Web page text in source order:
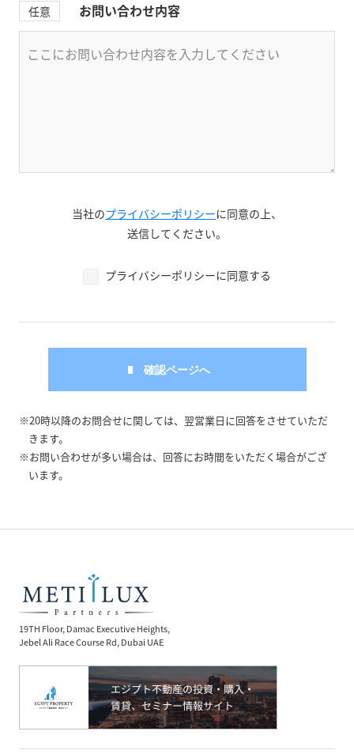
任意 お問い合わせ内容
当社のプライバシーポリシーに同意の上、
送信してください。
プライバシーポリシーに同意する
※20時以降のお問合せに関しては、翌営業日に回答をさせていただ
きます。
※お問い合わせが多い場合は、回答にお時間をいただく場合がござ
います。
19TH Floor, Damac Executive Heights,
Jebel Ali Race Course Rd, Dubai UAE